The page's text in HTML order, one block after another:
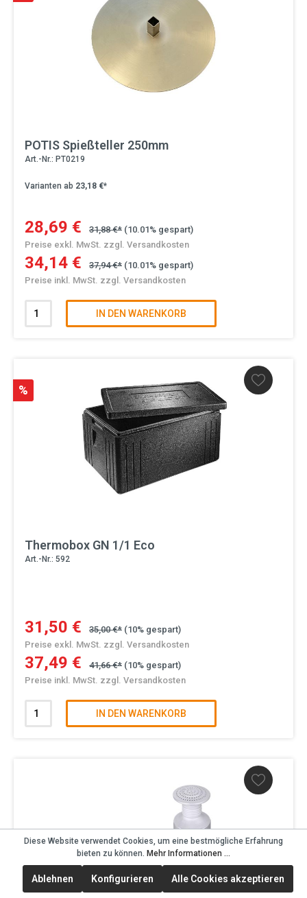
POTIS Spießteller 250mm
Art.-Nr.: PT0219
Varianten ab 23,18 €*
28,69 € 31,88 €* (10.01% gespart)
Preise exkl. MwSt. zzgl. Versandkosten
34,14 € 37,94 €* (10.01% gespart)
Preise inkl. MwSt. zzgl. Versandkosten
IN DEN WARENKORB
%
Thermobox GN 1/1 Eco
Art.-Nr.: 592
31,50 € 35,00 €* (10% gespart)
Preise exkl. MwSt. zzgl. Versandkosten
37,49 € 41,66 €* (10% gespart)
Preise inkl. MwSt. zzgl. Versandkosten
IN DEN WARENKORB
Diese Website verwendet Cookies, um eine bestmögliche Erfahrung
bieten zu können. Mehr Informationen ...
Ablehnen Konfigurieren Alle Cookies akzeptieren